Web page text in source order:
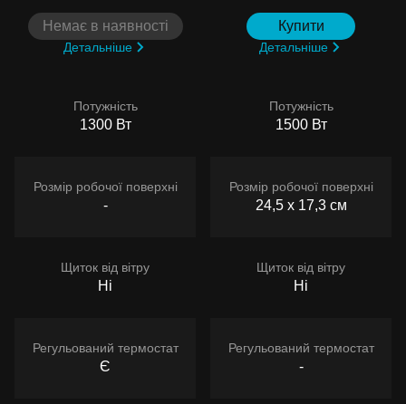
Немає в наявності
Детальніше
Потужність
1300 Вт
Розмір робочої поверхні
-
Щиток від вітру
Ні
Регульований термостат
Є
Купити
Детальніше
Потужність
1500 Вт
Розмір робочої поверхні
24,5 х 17,3 см
Щиток від вітру
Ні
Регульований термостат
-